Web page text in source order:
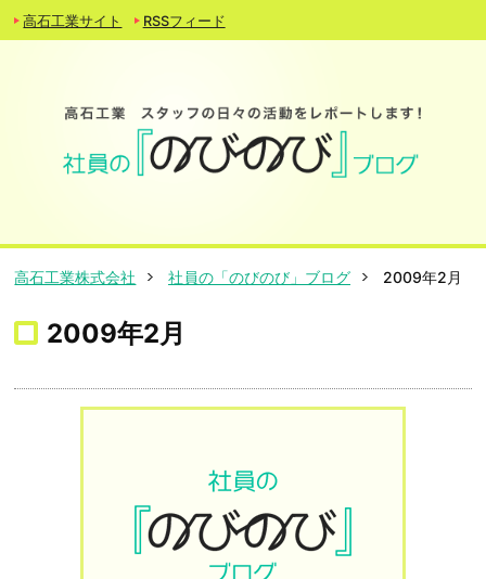
高石工業サイト RSSフィード
高石工業株式会社 社員の「のびのび」ブログ 2009年2月
2009年2月